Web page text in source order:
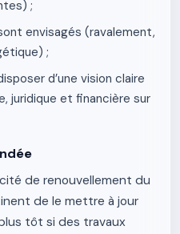
;
envisagés (ravalement,
;
d’une vision claire
juridique et financière sur
de renouvellement du
de le mettre à jour
tôt si des travaux